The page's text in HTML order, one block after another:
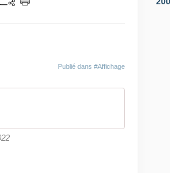
Publié dans #Affichage